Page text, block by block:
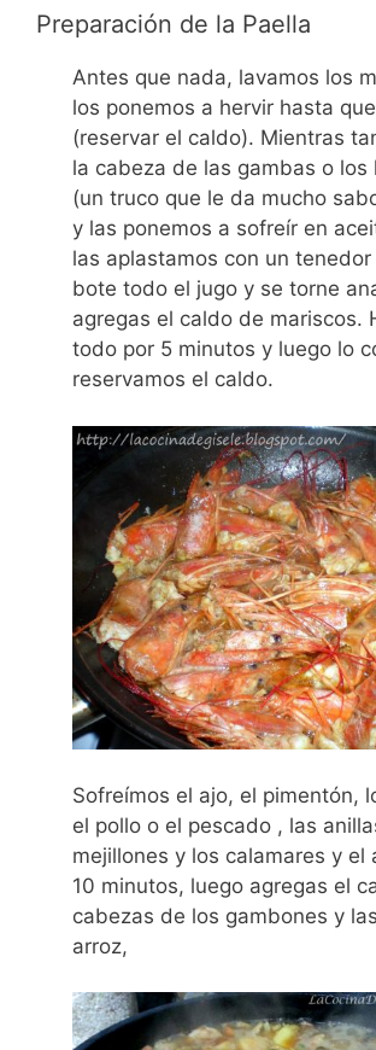
Preparación de la Paella
Antes que nada, lavamos los
los ponemos a hervir hasta
(reservar el caldo). Mientras
la cabeza de las gambas o los
(un truco que le da mucho
y las ponemos a sofreír en
las aplastamos con un
bote todo el jugo y se torne
agregas el caldo de mariscos.
todo por 5 minutos y luego lo
reservamos el caldo.
Sofreímos el ajo, el pimentón,
el pollo o el pescado , las
mejillones y los calamares y el
10 minutos, luego agregas el
cabezas de los gambones y
arroz,